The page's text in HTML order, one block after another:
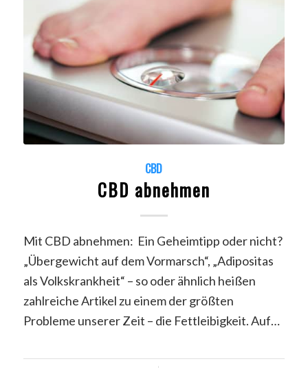
CBD
CBD abnehmen
Mit CBD abnehmen: Ein Geheimtipp oder nicht?
„Übergewicht auf dem Vormarsch“, „Adipositas
als Volkskrankheit“ – so oder ähnlich heißen
zahlreiche Artikel zu einem der größten
Probleme unserer Zeit – die Fettleibigkeit. Auf…